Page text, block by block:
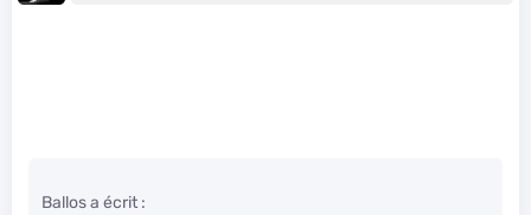
Ballos a écrit :